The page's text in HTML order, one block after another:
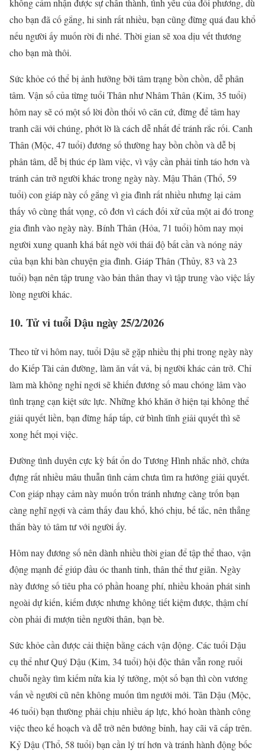
không cảm nhận được sự chân thành, tình yêu của đối phương, dù
cho bạn đã cố gắng, hi sinh rất nhiều, bạn cũng đừng quá đau khổ
nếu người ấy muốn rời đi nhé. Thời gian sẽ xoa dịu vết thương
cho bạn mà thôi.
Sức khỏe có thể bị ảnh hưởng bởi tâm trạng bồn chồn, dễ phân
tâm. Vận số của từng tuổi Thân như Nhâm Thân (Kim, 35 tuổi)
hôm nay sẽ có một số lời đồn thổi vô căn cứ, đừng để tâm hay
tranh cãi với chúng, phớt lờ là cách dễ nhất để tránh rắc rối. Canh
Thân (Mộc, 47 tuổi) đương số thường hay bồn chồn và dễ bị
phân tâm, dễ bị thúc ép làm việc, vì vậy cần phải tỉnh táo hơn và
tránh cản trở người khác trong ngày này. Mậu Thân (Thổ, 59
tuổi) con giáp này cố gắng vì gia đình rất nhiều nhưng lại cảm
thấy vô cùng thất vọng, cô đơn vì cách đối xử của một ai đó trong
gia đình vào ngày này. Bính Thân (Hỏa, 71 tuổi) hôm nay mọi
người xung quanh khá bất ngờ với thái độ bất cần và nóng nảy
của bạn khi bàn chuyện gia đình. Giáp Thân (Thủy, 83 và 23
tuổi) bạn nên tập trung vào bản thân thay vì tập trung vào việc lấy
lòng người khác.
10. Tử vi tuổi Dậu ngày 25/2/2026
Theo tử vi hôm nay, tuổi Dậu sẽ gặp nhiều thị phi trong ngày này
do Kiếp Tài cản đường, làm ăn vất vả, bị người khác cản trở. Chỉ
làm mà không nghỉ ngơi sẽ khiến đương số mau chóng lâm vào
tình trạng cạn kiệt sức lực. Những khó khăn ở hiện tại không thể
giải quyết liền, bạn đừng hấp tấp, cứ bình tĩnh giải quyết thì sẽ
xong hết mọi việc.
Đường tình duyên cực kỳ bất ổn do Tương Hình nhắc nhở, chứa
đựng rất nhiều mâu thuẫn tình cảm chưa tìm ra hướng giải quyết.
Con giáp nhạy cảm này muốn trốn tránh nhưng càng trốn bạn
càng nghĩ ngợi và cảm thấy đau khổ, khó chịu, bế tắc, nên thẳng
thắn bày tỏ tâm tư với người ấy.
Hôm nay đương số nên dành nhiều thời gian để tập thể thao, vận
động mạnh để giúp đầu óc thanh tỉnh, thân thể thư giãn. Ngày
này đương số tiêu pha có phần hoang phí, nhiều khoản phát sinh
ngoài dự kiến, kiếm được nhưng không tiết kiệm được, thậm chí
còn phải đi mượn tiền người thân, bạn bè.
Sức khỏe cần được cải thiện bằng cách vận động. Các tuổi Dậu
cụ thể như Quý Dậu (Kim, 34 tuổi) hội độc thân vẫn rong ruổi
chuỗi ngày tìm kiếm nửa kia lý tưởng, một số bạn thì còn vương
vấn về người cũ nên không muốn tìm ngưới mới. Tân Dậu (Mộc,
46 tuổi) bạn thường phải chịu nhiều áp lực, khó hoàn thành công
việc theo kế hoạch và dễ trở nên bướng bỉnh, hay cãi vã cấp trên.
Kỷ Dậu (Thổ, 58 tuổi) bạn cần lý trí hơn và tránh hành động bốc